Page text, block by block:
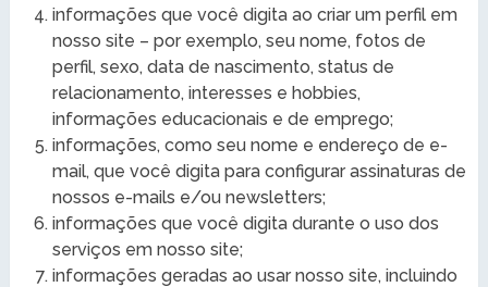
informações que você digita ao criar um perfil em
nosso site – por exemplo, seu nome, fotos de
perfil, sexo, data de nascimento, status de
relacionamento, interesses e hobbies,
informações educacionais e de emprego;
informações, como seu nome e endereço de e-
mail, que você digita para configurar assinaturas de
nossos e-mails e/ou newsletters;
informações que você digita durante o uso dos
serviços em nosso site;
informações geradas ao usar nosso site, incluindo